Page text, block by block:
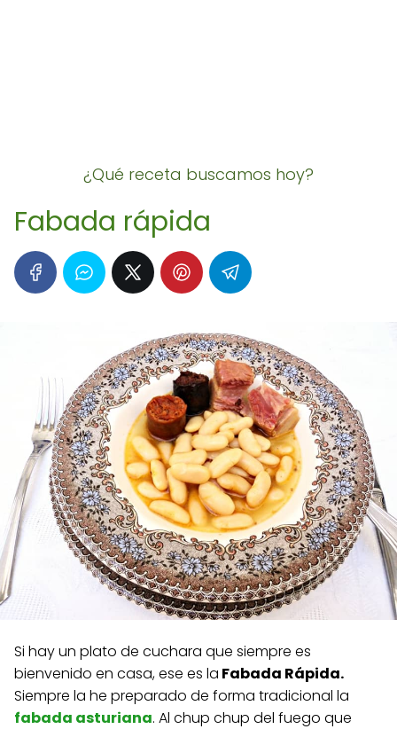
¿Qué receta buscamos hoy?
Fabada rápida
Si hay un plato de cuchara que siempre es
bienvenido en casa, ese es la Fabada Rápida.
Siempre la he preparado de forma tradicional la
fabada asturiana. Al chup chup del fuego que